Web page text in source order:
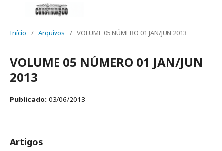
Início / Arquivos / VOLUME 05 NÚMERO 01 JAN/JUN 2013
VOLUME 05 NÚMERO 01 JAN/JUN
2013
Publicado: 03/06/2013
Artigos